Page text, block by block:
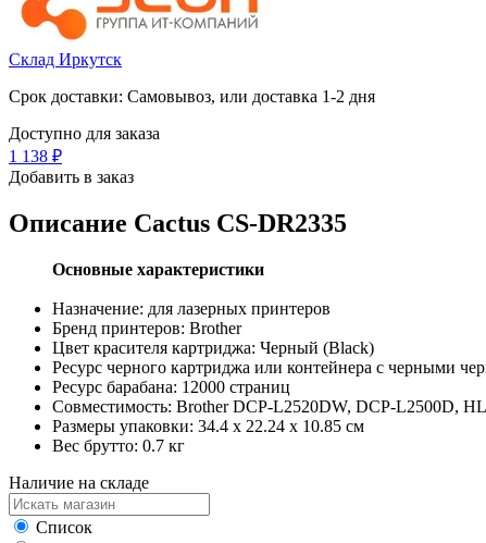
Склад Иркутск
Срок доставки: Самовывоз, или доставка 1-2 дня
Доступно для заказа
1 138 ₽
Добавить в заказ
Описание Cactus CS-DR2335
Основные характеристики
Назначение: для лазерных принтеров
Бренд принтеров: Brother
Цвет красителя картриджа: Черный (Black)
Ресурс черного картриджа или контейнера с черными
Ресурс барабана: 12000 страниц
Совместимость: Brother DCP-L2520DW, DCP-L2500D,
Размеры упаковки: 34.4 x 22.24 x 10.85 см
Вес брутто: 0.7 кг
Наличие на складе
Список